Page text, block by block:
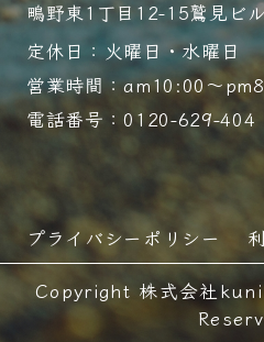
鴫野東1丁目12-15鷲見ビ
定休日：火曜日・水曜日
営業時間：am10:00～
電話番号：0120-629-404
プライバシーポリシー
Copyright 株式会社